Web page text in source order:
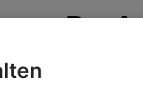
Immer der